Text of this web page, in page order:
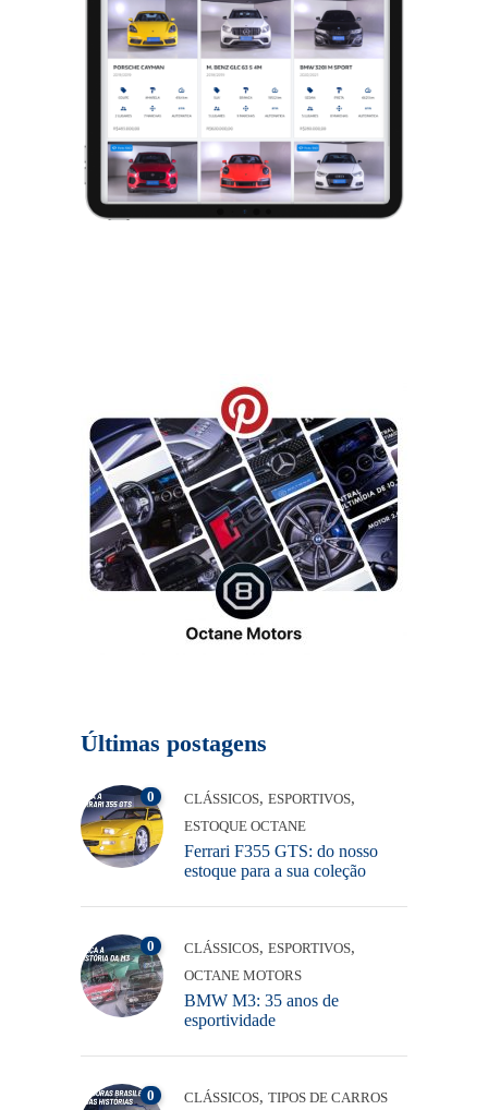
Últimas postagens
0 CLÁSSICOS, ESPORTIVOS,
ESTOQUE OCTANE
Ferrari F355 GTS: do nosso
estoque para a sua coleção
0 CLÁSSICOS, ESPORTIVOS,
OCTANE MOTORS
BMW M3: 35 anos de
esportividade
0 CLÁSSICOS, TIPOS DE CARROS